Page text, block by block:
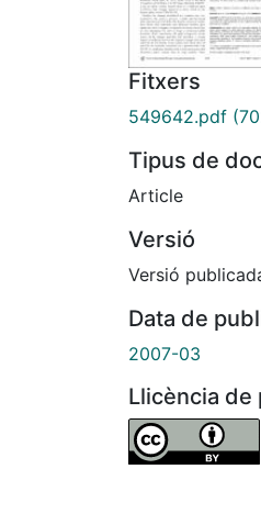
Fitxers
549642.pdf
Tipus de
Article
Versió
Versió
Data de
2007-03
Llicència de